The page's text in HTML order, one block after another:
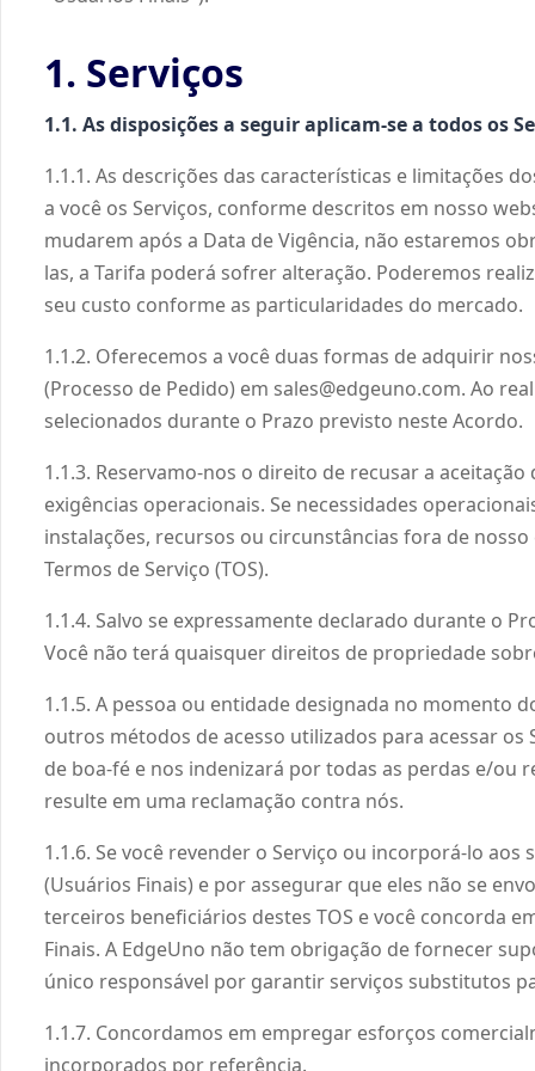
1. Serviços
1.1. As disposições a seguir aplicam-se a todos os
1.1.1. As descrições das características e limitações
a você os Serviços, conforme descritos em nosso
mudarem após a Data de Vigência, não estaremos
las, a Tarifa poderá sofrer alteração. Poderemos
seu custo conforme as particularidades do mercado.
1.1.2. Oferecemos a você duas formas de adquirir
(Processo de Pedido) em sales@edgeuno.com. Ao
selecionados durante o Prazo previsto neste Acordo.
1.1.3. Reservamo-nos o direito de recusar a
exigências operacionais. Se necessidades
instalações, recursos ou circunstâncias fora de
Termos de Serviço (TOS).
1.1.4. Salvo se expressamente declarado durante o
Você não terá quaisquer direitos de propriedade
1.1.5. A pessoa ou entidade designada no momento
outros métodos de acesso utilizados para acessar
de boa-fé e nos indenizará por todas as perdas e/ou
resulte em uma reclamação contra nós.
1.1.6. Se você revender o Serviço ou incorporá-lo
(Usuários Finais) e por assegurar que eles não se
terceiros beneficiários destes TOS e você concorda
Finais. A EdgeUno não tem obrigação de fornecer
único responsável por garantir serviços substitutos
1.1.7. Concordamos em empregar esforços
incorporados por referência.